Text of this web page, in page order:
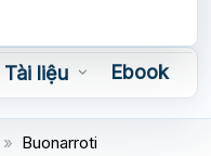
Tài liệu
Ebook
» Buonarroti